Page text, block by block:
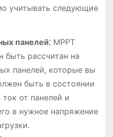
учитывать следующие
панелей⁚MPPT
быть рассчитан на
панелей, которые вы
быть в состоянии
ток от панелей и
в нужное напряжение